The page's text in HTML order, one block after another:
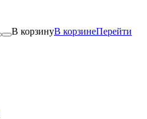
В корзинуВ корзинеПерейти